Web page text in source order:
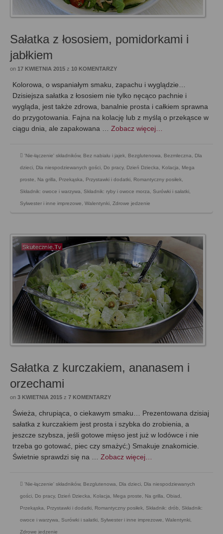
Sałatka z łososiem, pomidorkami i
jabłkiem
on 17 KWIETNIA 2015 z 10 KOMENTARZY
Kolorowa, o wspaniałym smaku, zapachu i wyglądzie…
Dzisiejsza sałatka z łososiem nie tylko nęcąco pachnie i
wygląda, jest także zdrowa, banalnie prosta i całkiem sprawna
do przygotowania. Fajna na kolację lub z myślą o przekąsce w
ciągu dnia, ale zapakowana … Zobacz więcej…
'Nie-łączenie' składników, Bez nabiału i jajek Bezglutenowa Bezmleczna Dla
dzieci Dla niespodziewanych gości Do pracy, Dzień Dziecka Kolacja Mega
proste Na grilla Przekąska Przystawki i dodatki Romantyczny posiłek
Składnik: owoce i warzywa Składnik: ryby i owoce morza Surówki i sałatki
Sylwester i inne imprezowe Walentynki Zdrowe jedzenie
Sałatka z kurczakiem, ananasem i
orzechami
on 3 KWIETNIA 2015 z 7 KOMENTARZY
Świeża, chrupiąca, o ciekawym smaku… Prezentowana dzisiaj
sałatka z kurczakiem jest prosta i szybka do zrobienia, a
jeszcze szybsza, jeśli gotowe mięso jest już w lodówce i nie
trzeba go gotować, piec czy smażyć;) Smakuje znakomicie.
Świetnie sprawdzi się na … Zobacz więcej…
'Nie-łączenie' składników, Bezglutenowa Dla dzieci Dla niespodziewanych
gości Do pracy, Dzień Dziecka Kolacja Mega proste Na grilla Obiad
Przekąska Przystawki i dodatki Romantyczny posiłek Składnik: drób Składnik:
owoce i warzywa Surówki i sałatki Sylwester i inne imprezowe Walentynki
Zdrowe jedzenie